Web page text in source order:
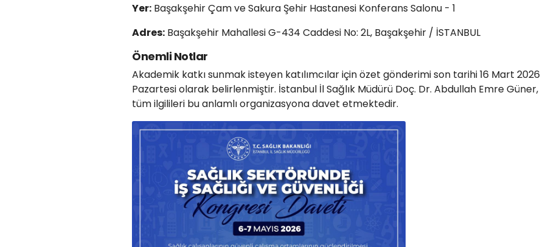
Yer: Başakşehir Çam ve Sakura Şehir Hastanesi Konferans Salonu - 1
Adres: Başakşehir Mahallesi G-434 Caddesi No: 2L, Başakşehir / İSTANBUL
Önemli Notlar
Akademik katkı sunmak isteyen katılımcılar için özet gönderimi son tarihi 16 Mart 2026
Pazartesi olarak belirlenmiştir. İstanbul İl Sağlık Müdürü Doç. Dr. Abdullah Emre Güner,
tüm ilgilileri bu anlamlı organizasyona davet etmektedir.